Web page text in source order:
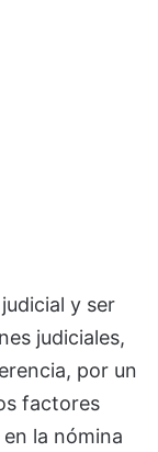
y ser
judiciales,
por un
factores
la nómina